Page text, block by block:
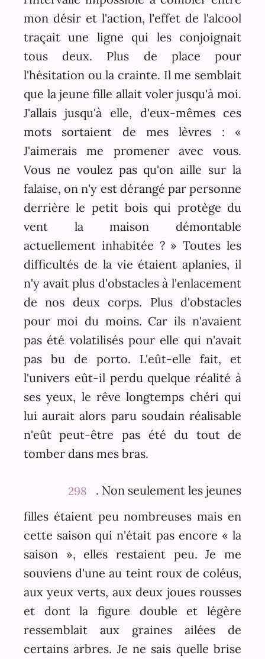
mon désir et l'action, l'effet de l'alcool
traçait une ligne qui les conjoignait
tous deux. Plus de place pour
l'hésitation ou la crainte. Il me semblait
que la jeune fille allait voler jusqu'à moi.
J'allais jusqu'à elle, d'eux-mêmes ces
mots sortaient de mes lèvres : «
J'aimerais me promener avec vous.
Vous ne voulez pas qu'on aille sur la
falaise, on n'y est dérangé par personne
derrière le petit bois qui protège du
vent la maison démontable
actuellement inhabitée ? » Toutes les
difficultés de la vie étaient aplanies, il
n'y avait plus d'obstacles à l'enlacement
de nos deux corps. Plus d'obstacles
pour moi du moins. Car ils n'avaient
pas été volatilisés pour elle qui n'avait
pas bu de porto. L'eût-elle fait, et
l'univers eût-il perdu quelque réalité à
ses yeux, le rêve longtemps chéri qui
lui aurait alors paru soudain réalisable
n'eût peut-être pas été du tout de
tomber dans mes bras.
298
. Non seulement les jeunes
filles étaient peu nombreuses mais en
cette saison qui n'était pas encore « la
saison », elles restaient peu. Je me
souviens d'une au teint roux de coléus,
aux yeux verts, aux deux joues rousses
et dont la figure double et légère
ressemblait aux graines ailées de
certains arbres. Je ne sais quelle brise